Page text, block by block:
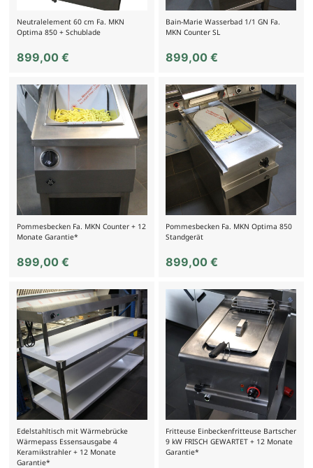
Neutralelement 60 cm Fa. MKN
Optima 850 + Schublade
899,00 €
Bain-Marie Wasserbad 1/1 GN Fa.
MKN Counter SL
899,00€
Pommesbecken Fa. MKN Counter + 12
Monate Garantie*
899,00 €
Pommesbecken Fa. MKN Optima 850
Standgerät
899,00€
Edelstahltisch mit Wärmebrücke
Wärmepass Essensausgabe 4
Keramikstrahler + 12 Monate
Garantie*
Fritteuse Einbeckenfritteuse Bartscher
9 kW FRISCH GEWARTET + 12 Monate
Garantie*